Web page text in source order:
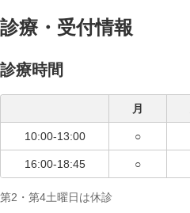
診療・受付情報
診療時間
月
10:00-13:00 ○
16:00-18:45 ○
第2・第4土曜日は休診